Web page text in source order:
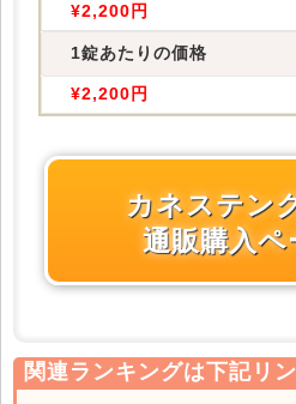
¥2,200円
1錠あたりの価格
¥2,200円
カネステン
通販購入ペ
関連ランキングは下記リ